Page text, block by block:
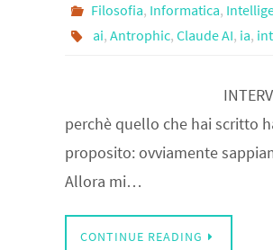
Filosofia, Informatica,
ai, Antrophic, Claude AI, ia,
perchè quello che hai scritto
proposito: ovviamente
Allora mi…
CONTINUE READING